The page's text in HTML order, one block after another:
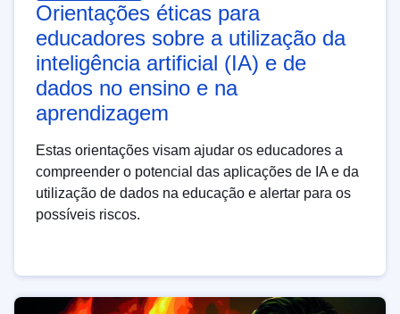
Orientações éticas para
educadores sobre a utilização da
inteligência artificial (IA) e de
dados no ensino e na
aprendizagem
Estas orientações visam ajudar os educadores a
compreender o potencial das aplicações de IA e da
utilização de dados na educação e alertar para os
possíveis riscos.